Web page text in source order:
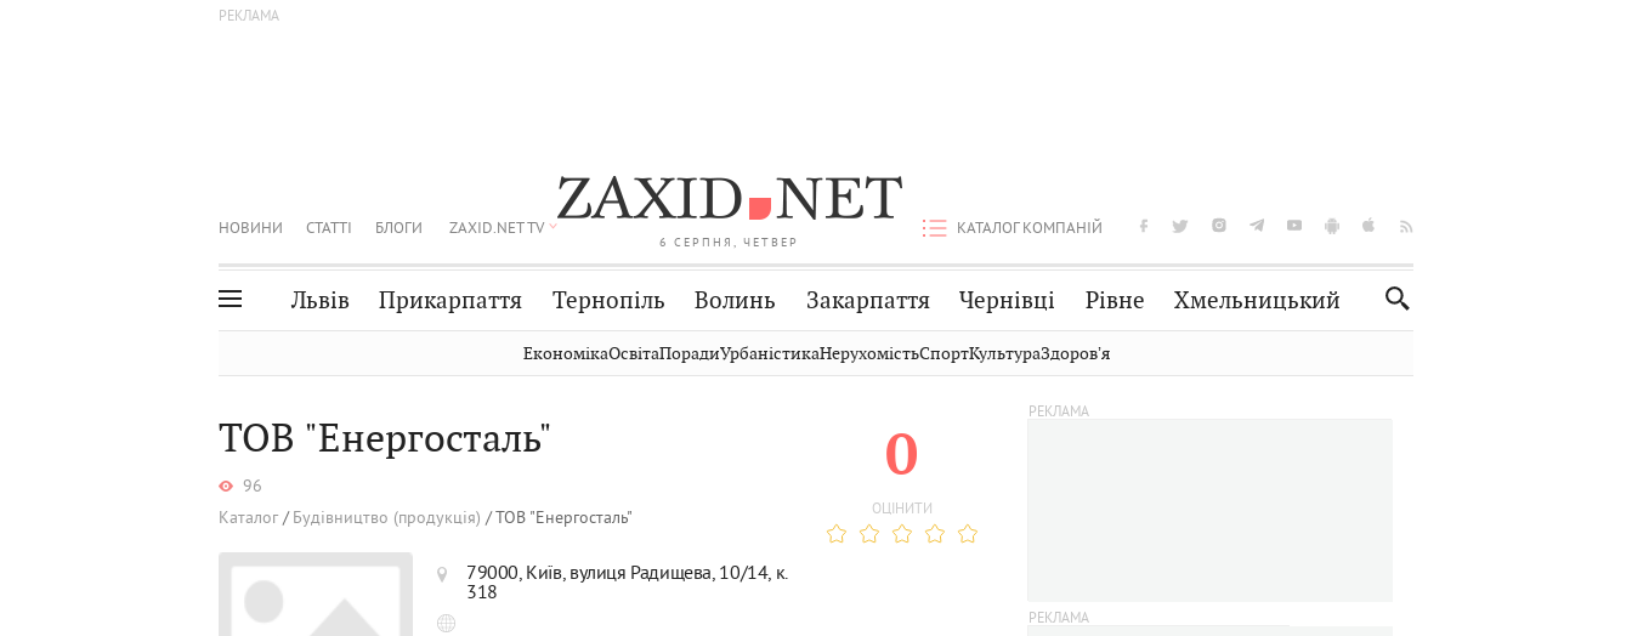
6 СЕРПНЯ, ЧЕТВЕР
НОВИНИ СТАТТІ БЛОГИ ZAXID.NET TV КАТАЛОГ КОМПАНІЙ
Львів Прикарпаття Тернопіль Волинь Закарпаття Чернівці Рівне Хмельницький
Волинь
Закарпаття
Чернівці
Стрий
Публікації Авто Словко
ЕкономікаОсвітаПорадиУрбаністикаНерухомістьСпортКультураЗдоровʼя
ТОВ "Енергосталь"
96
Каталог
Будівництво (продукція) ТОВ "Енергосталь"
79000, Київ, вулиця Радищева, 10/14, к.
318
0
ОЦІНИТИ